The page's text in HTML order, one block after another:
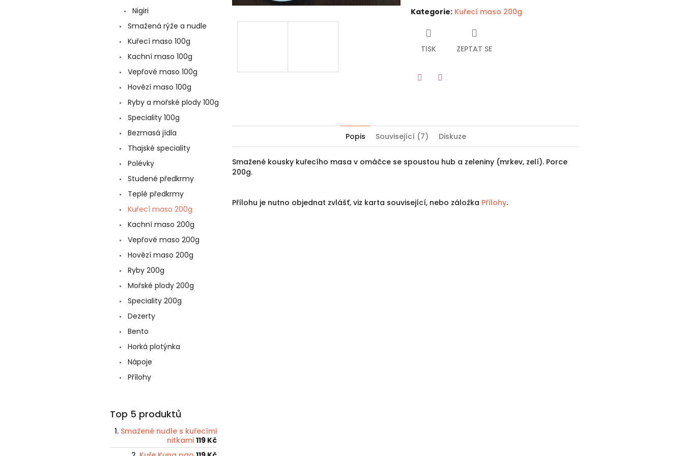
Nigiri
Smažená rýže a nudle
Kuřecí maso 100g
Kachní maso 100g
Vepřové maso 100g
Hovězí maso 100g
Ryby a mořské plody 100g
Speciality 100g
Bezmasá jídla
Thajské speciality
Polévky
Studené předkrmy
Teplé předkrmy
Kuřecí maso 200g
Kachní maso 200g
Vepřové maso 200g
Hovězí maso 200g
Ryby 200g
Mořské plody 200g
Speciality 200g
Dezerty
Bento
Horká plotýnka
Nápoje
Přílohy
Top 5 produktů
Smažené nudle s kuřecími
nitkami 119 Kč
Kategorie: Kuřecí maso 200g
TISK ZEPTAT SE
Popis Související (7) Diskuze
Smažené kousky kuřecího masa v omáčce se spoustou hub a zeleniny (mrkev, zelí). Porce
200g.
Přílohu je nutno objednat zvlášť, viz karta související, nebo záložka Přílohy.